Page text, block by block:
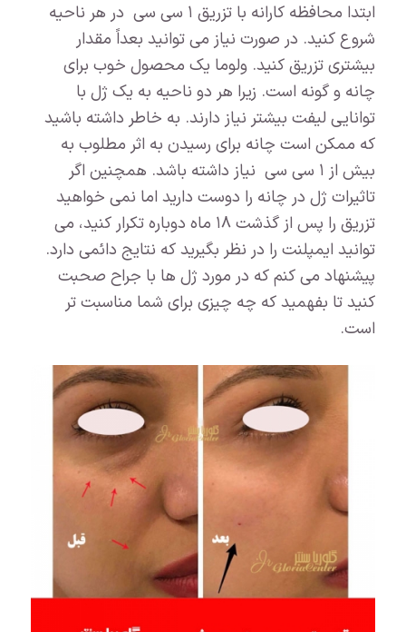
ابتدا محافظه کارانه با تزریق ۱ سی سی در هر ناحیه
شروع کنید. در صورت نیاز می توانید بعداً مقدار
بیشتری تزریق کنید. ولوما یک محصول خوب برای
چانه و گونه است. زیرا هر دو ناحیه به یک ژل با
توانایی لیفت بیشتر نیاز دارند. به خاطر داشته باشید
که ممکن است چانه برای رسیدن به اثر مطلوب به
بیش از ۱ سی سی نیاز داشته باشد. همچنین اگر
تاثیرات ژل در چانه را دوست دارید اما نمی خواهید
تزریق را پس از گذشت ۱۸ ماه دوباره تکرار کنید، می
توانید ایمپلنت را در نظر بگیرید که نتایج دائمی دارد.
پیشنهاد می کنم که در مورد ژل ها با جراح صحبت
کنید تا بفهمید که چه چیزی برای شما مناسبت تر
است.